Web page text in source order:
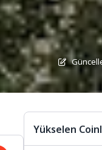
Yükselen